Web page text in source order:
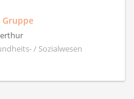
Gruppe
/ Sozialwesen